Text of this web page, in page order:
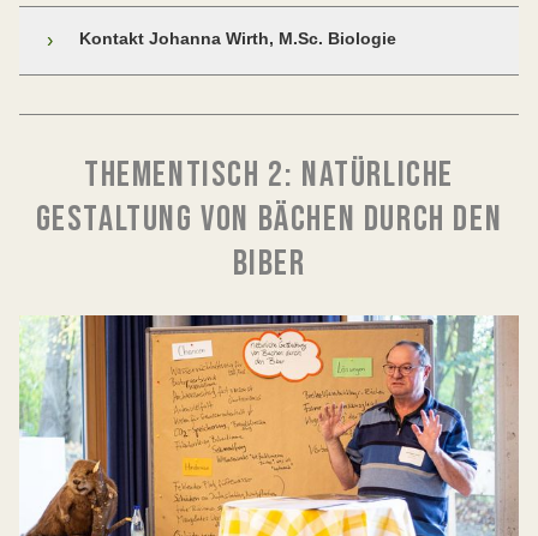
› Kontakt Johanna Wirth, M.Sc. Biologie
THEMENTISCH 2: NATÜRLICHE
GESTALTUNG VON BÄCHEN DURCH DEN
BIBER